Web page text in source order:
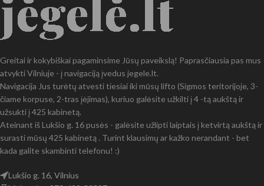
Greitai ir kokybiškai pagaminsime Jūsų paveikslą! Paprasčiausia pas mus
atvykti Vilniuje - į navigaciją įvedus jegele.lt.
Navigacija Jus turėtų atvesti tiesiai iki mūsų lifto (Sigmos teritorijoje, 3-
čiame korpuse, 2-tras įėjimas), kuriuo galėsite užkilti į 4 -tą aukštą ir
užsukti į 425 kabinetą.
Ateinant iš Lukšio g. 16 pusės - galėsite užlipti laiptais į ketvirtą aukštą ir
surasti mūsų 425 kabinetą . Turint klausimų ar kažko nerandant - bet
kada galite skambinti telefonu! :)
Lukšio g. 16, Vilnius